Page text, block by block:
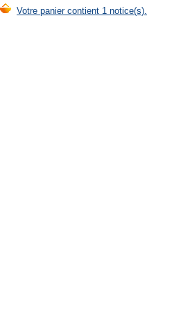
Votre panier contient 1 notice(s).